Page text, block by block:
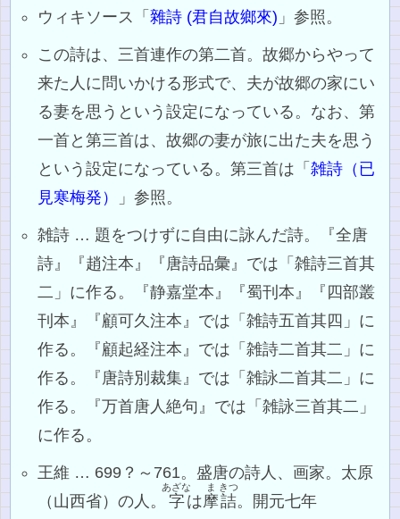
ウィキソース「雜詩 (君自故鄉來) 」参照。
この詩は、三首連作の第二首。故郷からやって
来た人に問いかける形式で、夫が故郷の家にい
る妻を思うという設定になっている。なお、第
一首と第三首は、故郷の妻が旅に出た夫を思う
という設定になっている。第三首は「雑詩（已
見寒梅発）
」参照。
雑詩 … 題をつけずに自由に詠んだ詩。『全唐
詩』『趙注本』『唐詩品彙』では「雑詩三首其
二」に作る。『静嘉堂本』『蜀刊本』『四部叢
刊本』『顧可久注本』では「雑詩五首其四」に
作る。『顧起経注本』では「雑詩二首其二」に
作る。『唐詩別裁集』では「雑詠二首其二」に
作る。『万首唐人絶句』では「雑詠三首其二」
に作る。
王維 … 699？～761。盛唐の詩人、画家。太原
（山西省）の人。
字
あざな
は摩
ま
詰
きつ
。開元七年